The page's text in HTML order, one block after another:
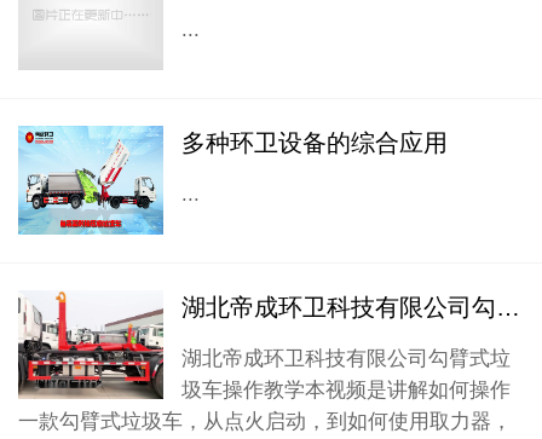
...
多种环卫设备的综合应用
...
湖北帝成环卫科技有限公司勾臂式垃圾车操作教学
湖北帝成环卫科技有限公司勾臂式垃
圾车操作教学本视频是讲解如何操作
一款勾臂式垃圾车，从点火启动，到如何使用取力器，